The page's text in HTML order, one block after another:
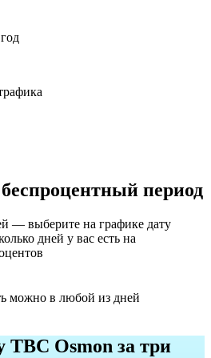
период
— выберите на графике дату
дней у вас есть на
можно в любой из дней
Osmon за три